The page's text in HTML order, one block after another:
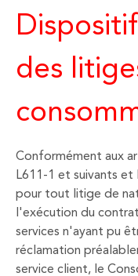
des
Conformément aux
L611-1 et suivants et
pour tout litige de
l'exécution du
services n'ayant pu
réclamation
service client, le